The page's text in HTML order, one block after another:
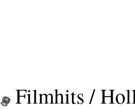
Filmhits /